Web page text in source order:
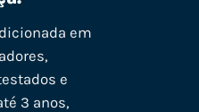
em
e
3 anos,